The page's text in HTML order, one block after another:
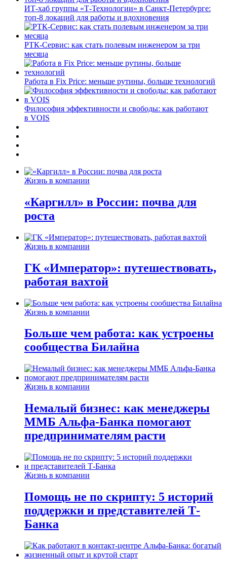
ИТ-хаб группы «Т-Технологии» в Санкт-Петербурге:
топ-8 локаций для работы и вдохновения
РТК-Сервис: как стать полевым инженером за три
месяца
Работа в Fix Price: меньше рутины, больше технологий
Философия эффективности и свободы: как работают
в VOIS
Жизнь в компании
«Каргилл» в России: почва для
роста
Жизнь в компании
ГК «Император»: путешествовать,
работая вахтой
Жизнь в компании
Больше чем работа: как устроены
сообщества Билайна
Жизнь в компании
Немалый бизнес: как менеджеры
ММБ Альфа-Банка помогают
предпринимателям расти
Жизнь в компании
Помощь не по скрипту: 5 историй
поддержки и представителей Т-
Банка